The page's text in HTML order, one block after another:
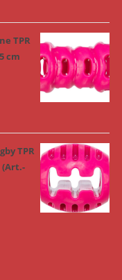
TPR
cm
TPR
(Art.-